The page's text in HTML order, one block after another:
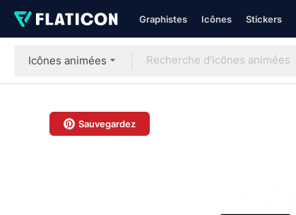
Graphistes Icônes Stickers
Icônes animées
Sauvegardez